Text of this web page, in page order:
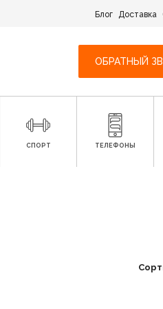
Блог Доставка
ОБРАТНЫЙ
СПОРТ ТЕЛЕФОНЫ